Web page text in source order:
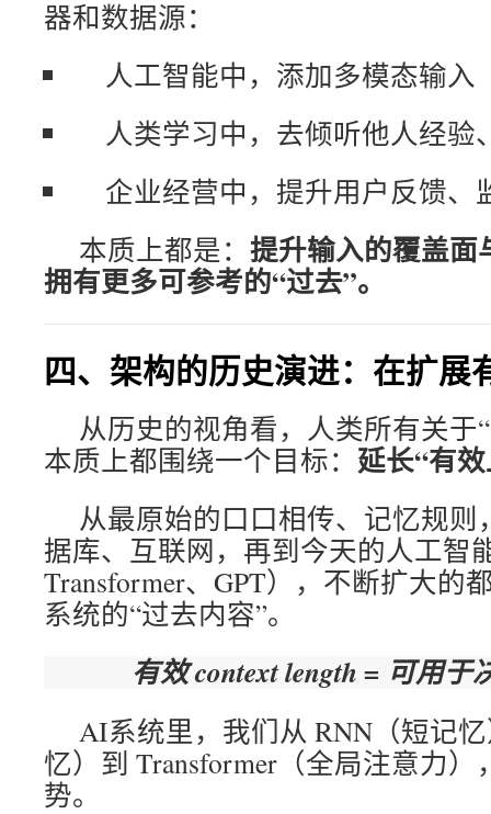
器和数据源：
人工智能中，添加多模态输入
人类学习中，去倾听他人经验
企业经营中，提升用户反馈、
本质上都是： 提升输入的覆盖面
拥有更多可参考的“过去”。
四、架构的历史演进：在扩展
从历史的视角看，人类所有关于
本质上都围绕一个目标： 延长“有
从最原始的口口相传、记忆规
据库、互联网，再到今天的人工智
Transformer、GPT），不断扩大的
系统的“过去内容”。
有效 context length = 可用
AI系统里，我们从 RNN（短记
忆）到 Transformer（全局注意力
势。